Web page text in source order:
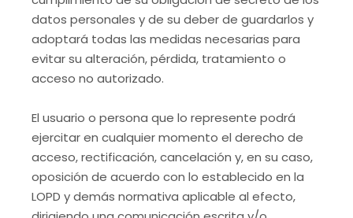
datos personales y de su deber de guardarlos y
adoptará todas las medidas necesarias para
evitar su alteración, pérdida, tratamiento o
acceso no autorizado.
El usuario o persona que lo represente podrá
ejercitar en cualquier momento el derecho de
acceso, rectificación, cancelación y, en su caso,
oposición de acuerdo con lo establecido en la
LOPD y demás normativa aplicable al efecto,